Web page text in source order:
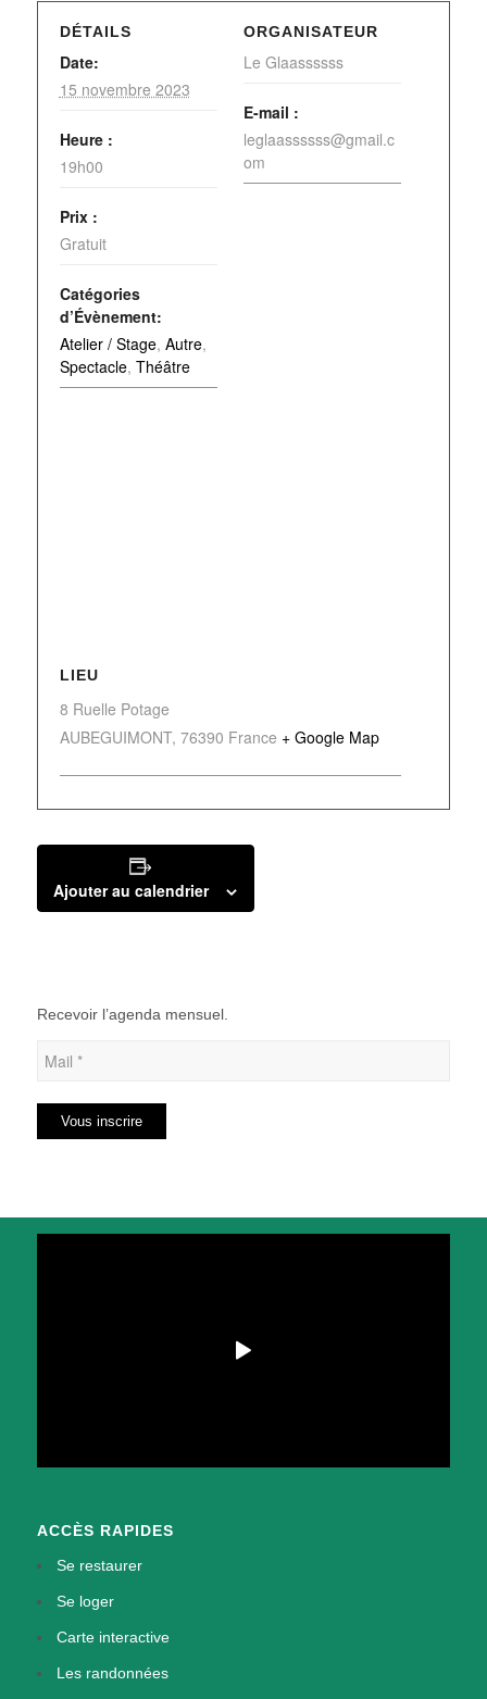
DÉTAILS
Date:
15 novembre 2023
Heure :
19h00
Prix :
Gratuit
Catégories
d’Évènement:
Atelier / Stage, Autre,
Spectacle, Théâtre
ORGANISATEUR
Le Glaassssss
E-mail :
leglaassssss@gmail.c
om
LIEU
8 Ruelle Potage
AUBEGUIMONT, 76390 France + Google Map
Ajouter au calendrier
Recevoir l’agenda mensuel.
ACCÈS RAPIDES
Se restaurer
Se loger
Carte interactive
Les randonnées